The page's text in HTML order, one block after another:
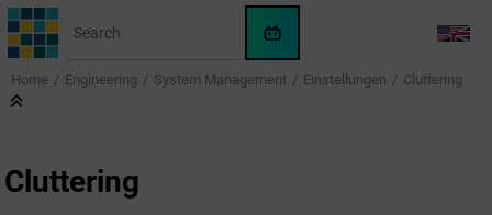
Jump to main content
WinCC
OA
KI-
LANG
Home Engineering System Management Einstellungen Cluttering
Cluttering